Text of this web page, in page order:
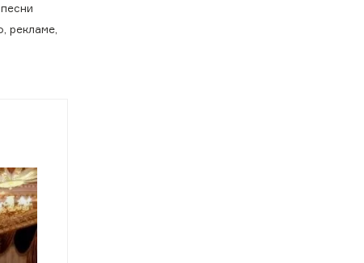
рекламе,